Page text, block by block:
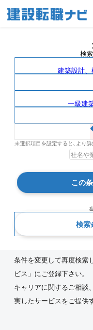
検
建築設計、
一級建
未選択項目を設定すると､より
この
検索
佐賀県/社名非
現在の検索条件
条件を変更して再度検索
ビス」にご登録下さい。
キャリアに関するご相談
実したサービスをご提供